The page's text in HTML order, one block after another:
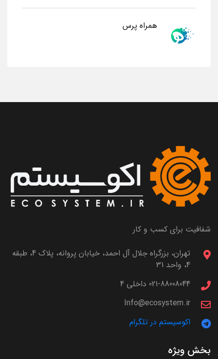
همراه پرس
شفافیت برای کسب و کار
تهران، بزرگراه جلال آل احمد، خیابان پروانه، پلاک 4، طبقه
4، واحد 31
021-88008044 داخلی 4
Info@ecosystem.ir
اکوسیستم در تلگرام
بخش ویژه